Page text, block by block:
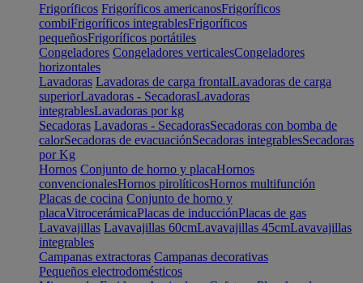
Frigoríficos Frigoríficos americanosFrigoríficos
combiFrigoríficos integrablesFrigoríficos
pequeñosFrigoríficos portátiles
Congeladores Congeladores verticalesCongeladores
horizontales
Lavadoras Lavadoras de carga frontalLavadoras de carga
superiorLavadoras - SecadorasLavadoras
integrablesLavadoras por kg
Secadoras Lavadoras - SecadorasSecadoras con bomba de
calorSecadoras de evacuaciónSecadoras integrablesSecadoras
por Kg
Hornos Conjunto de horno y placaHornos
convencionalesHornos pirolíticosHornos multifunción
Placas de cocina Conjunto de horno y
placaVitrocerámicaPlacas de inducciónPlacas de gas
Lavavajillas Lavavajillas 60cmLavavajillas 45cmLavavajillas
integrables
Campanas extractoras Campanas decorativas
Pequeños electrodomésticos